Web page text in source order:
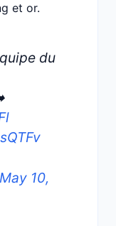
et or.
du
May 10,